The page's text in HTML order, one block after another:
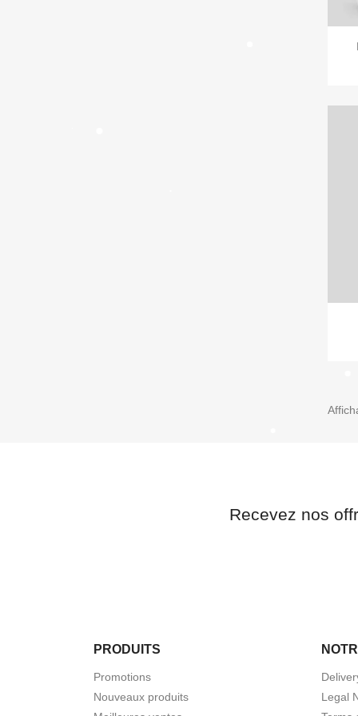
Recevez nos
PRODUITS
Promotions
Nouveaux produits
Legal